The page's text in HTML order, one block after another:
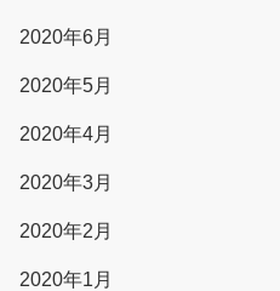
2020年6月
2020年5月
2020年4月
2020年3月
2020年2月
2020年1月